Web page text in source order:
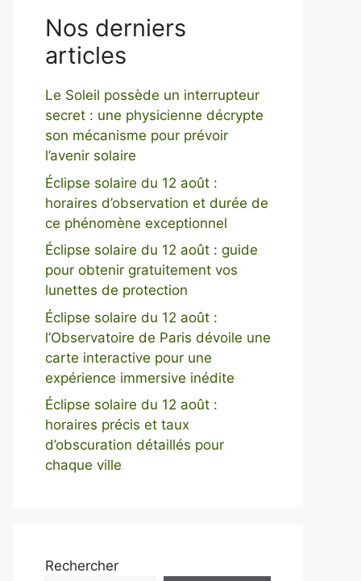
Nos derniers
articles
Le Soleil possède un interrupteur
secret : une physicienne décrypte
son mécanisme pour prévoir
l’avenir solaire
Éclipse solaire du 12 août :
horaires d’observation et durée de
ce phénomène exceptionnel
Éclipse solaire du 12 août : guide
pour obtenir gratuitement vos
lunettes de protection
Éclipse solaire du 12 août :
l’Observatoire de Paris dévoile une
carte interactive pour une
expérience immersive inédite
Éclipse solaire du 12 août :
horaires précis et taux
d’obscuration détaillés pour
chaque ville
Rechercher